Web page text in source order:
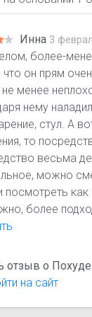
Инна 3
более-
что он прям
не менее
нему
стул. А
то
весьма
можно
посмотреть
более
отзыв о
на сайт